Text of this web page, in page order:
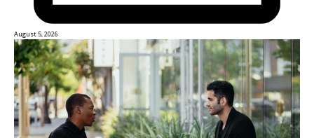
August 5, 2026